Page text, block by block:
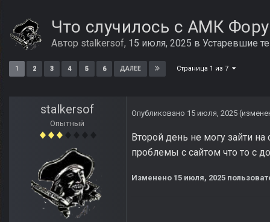
Что случилось с АМК
Автор stalkersof, 15 июля, 2025 в Устаревшие
1 2 3 4 5 6 ДАЛЕЕ Страница 1 из 7
stalkersof
Опытный
Опубликовано 15 июля, 2025
Второй день не могу зайти
проблемы с сайтом что то с
Изменено 15 июля, 2025